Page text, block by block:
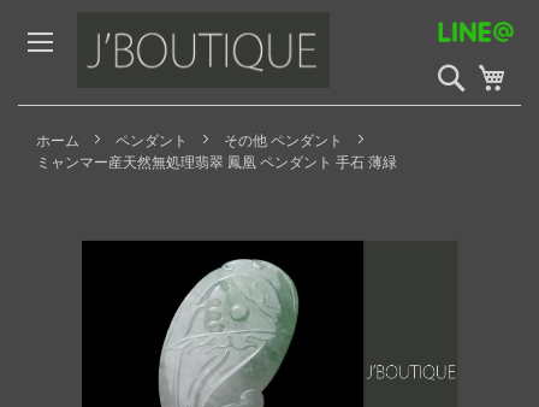
to
Content
検
索
開
ホーム ペンダント
その他 ペンダント
ミャンマー産天然無処理翡翠 鳳凰 ペンダント 手石 薄緑